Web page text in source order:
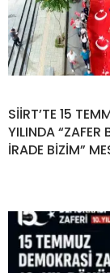
SİİRT’TE 15
YILINDA “ZAFER
İRADE BİZİM”